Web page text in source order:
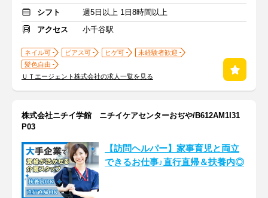
シフト
週5日以上 1日8時間以上
アクセス
小千谷駅
ネイル可 ピアス可 ヒゲ可
未経験者歓迎
髪色自由
ＵＴエージェント株式会社の求人一覧を見る
株式会社ニチイ学館 ニチイケアセンターおぢや/B612AM1I31
P03
【訪問ヘルパー】家事育児と両立
できるお仕事♪直行直帰＆扶養内◎